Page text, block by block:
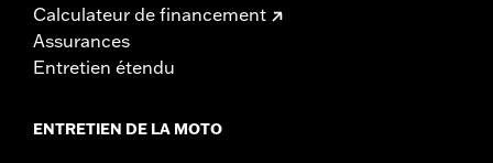
Calculateur de financement
Assurances
Entretien étendu
ENTRETIEN DE LA MOTO